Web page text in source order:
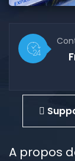
A propos